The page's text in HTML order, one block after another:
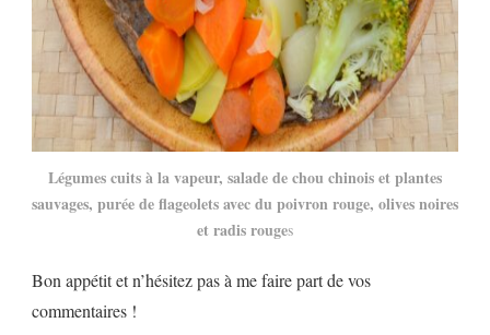
Légumes cuits à la vapeur, salade de chou chinois et plantes
sauvages, purée de flageolets avec du poivron rouge, olives noires
et radis rouges
Bon appétit et n’hésitez pas à me faire part de vos
commentaires !